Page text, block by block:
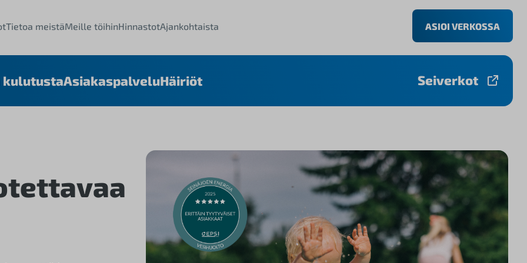
Tietoa meistäMeille töihinHinnastotAjankohtaista ASIOI VERKOSSA
kulutustaAsiakaspalveluHäiriöt Seiverkot